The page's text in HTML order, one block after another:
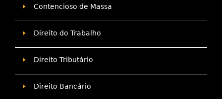
Contencioso de Massa
Direito do Trabalho
Direito Tributário
Direito Bancário